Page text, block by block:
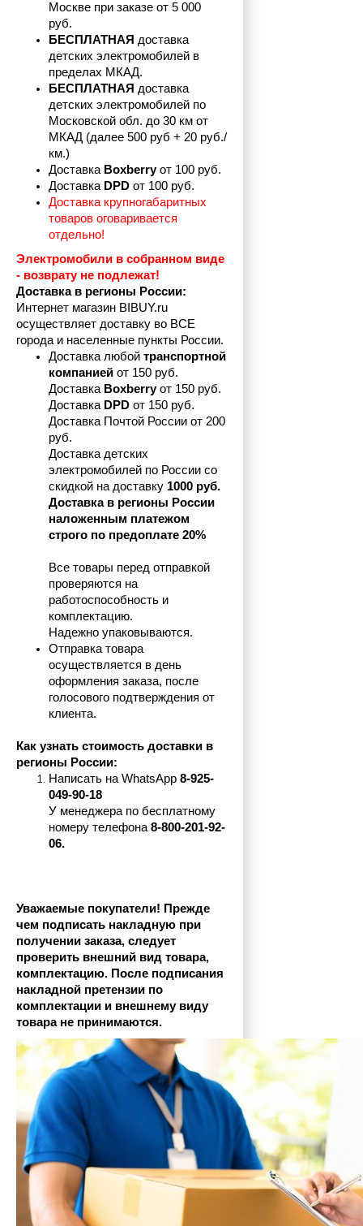
Москве при заказе от 5 000
руб.
БЕСПЛАТНАЯ доставка
детских электромобилей в
пределах МКАД.
БЕСПЛАТНАЯ доставка
детских электромобилей по
Московской обл. до 30 км от
МКАД (далее 500 руб + 20 руб./
км.)
Доставка Boxberry от 100 руб.
Доставка DPD от 100 руб.
Доставка крупногабаритных
товаров оговаривается
отдельно!
Электромобили в собранном виде
- возврату не подлежат!
Доставка в регионы России:
Интернет магазин BIBUY.ru
осуществляет доставку во ВСЕ
города и населенные пункты России.
Доставка любой транспортной
компанией от 150 руб.
Доставка Boxberry от 150 руб.
Доставка DPD от 150 руб.
Доставка Почтой России от 200
руб.
Доставка детских
электромобилей по России со
скидкой на доставку 1000 руб.
Доставка в регионы России
наложенным платежом
строго по предоплате 20%
Все товары перед отправкой
проверяются на
работоспособность и
комплектацию.
Надежно упаковываются.
Отправка товара
осуществляется в день
оформления заказа, после
голосового подтверждения от
клиента.
Как узнать стоимость доставки в
регионы России:
Написать на WhatsApp 8-925-
049-90-18
У менеджера по бесплатному
номеру телефона 8-800-201-92-
06.
Уважаемые покупатели! Прежде
чем подписать накладную при
получении заказа, следует
проверить внешний вид товара,
комплектацию. После подписания
накладной претензии по
комплектации и внешнему виду
товара не принимаются.